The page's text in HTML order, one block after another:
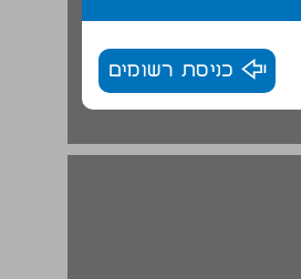
כניסת רשומים